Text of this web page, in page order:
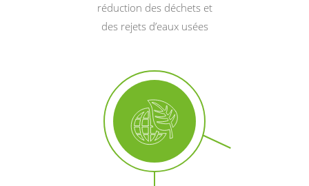
réduction des déchets et
des rejets d’eaux usées